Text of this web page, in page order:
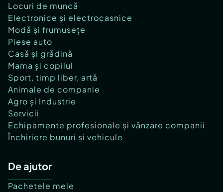
Locuri de muncă
Electronice și electrocasnice
Modă și frumusețe
Piese auto
Casă și grădină
Mama și copilul
Sport, timp liber, artă
Animale de companie
Agro și Industrie
Servicii
Echipamente profesionale și vânzare companii
Închiriere bunuri și vehicule
De ajutor
Pachetele mele